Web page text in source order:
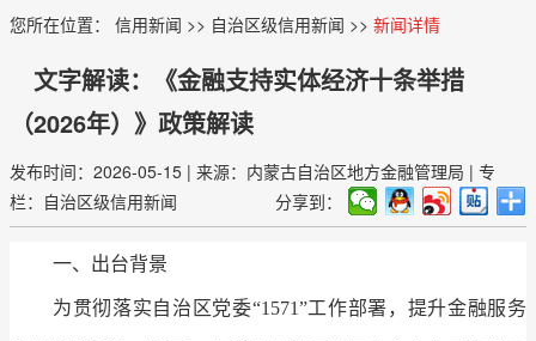
您所在位置： 信用新闻 >> 自治区级信用新闻 >> 新闻详情
文字解读：《金融支持实体经济十条举措
（2026年）》政策解读
发布时间：2026-05-15 | 来源：内蒙古自治区地方金融管理局 | 专
栏：自治区级信用新闻
分享到：
一、出台背景
为贯彻落实自治区党委“1571”工作部署，提升金融服务